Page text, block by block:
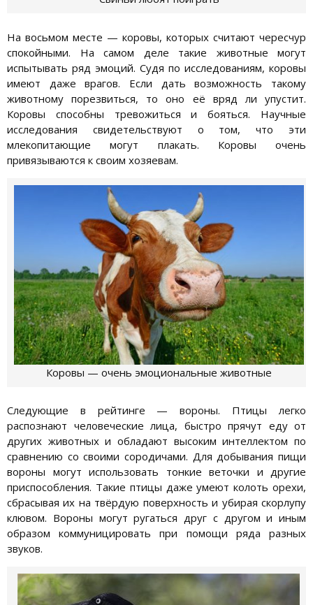
На восьмом месте — коровы, которых считают чересчур
спокойными. На самом деле такие животные могут
испытывать ряд эмоций. Судя по исследованиям, коровы
имеют даже врагов. Если дать возможность такому
животному порезвиться, то оно её вряд ли упустит.
Коровы способны тревожиться и бояться. Научные
исследования свидетельствуют о том, что эти
млекопитающие могут плакать. Коровы очень
привязываются к своим хозяевам.
Коровы — очень эмоциональные животные
Следующие в рейтинге — вороны. Птицы легко
распознают человеческие лица, быстро прячут еду от
других животных и обладают высоким интеллектом по
сравнению со своими сородичами. Для добывания пищи
вороны могут использовать тонкие веточки и другие
приспособления. Такие птицы даже умеют колоть орехи,
сбрасывая их на твёрдую поверхность и убирая скорлупу
клювом. Вороны могут ругаться друг с другом и иным
образом коммуницировать при помощи ряда разных
звуков.